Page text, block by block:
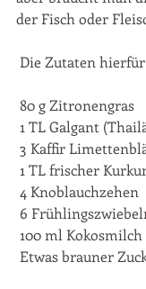
der Fisch oder
Die Zutaten
80 g Zitronengras
1 TL Galgant
3 Kaffir
1 TL frischer
4 Knoblauchzehen
6
100 ml Kokosmilch
Etwas brauner